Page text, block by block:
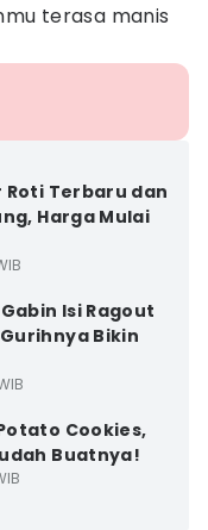
terasa manis
Roti Terbaru dan
Harga Mulai
Isi Ragout
Bikin
Cookies,
Buatnya!